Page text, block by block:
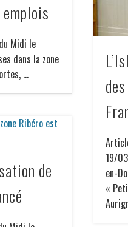
19/
en-
«
Midi le
dans la zone
…
de